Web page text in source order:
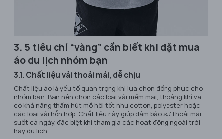
3. 5 tiêu chí “vàng” cần biết khi đặt mua
áo du lịch nhóm bạn
3.1. Chất liệu vải thoải mái, dễ chịu
Chất liệu áo là yếu tố quan trọng khi lựa chọn đồng phục cho
nhóm bạn. Bạn nên chọn các loại vải mềm mại, thoáng khí và
có khả năng thấm hút mồ hôi tốt như cotton, polyester hoặc
các loại vải hỗn hợp. Chất liệu này giúp đảm bảo sự thoải mái
suốt cả ngày, đặc biệt khi tham gia các hoạt động ngoài trời
hay du lịch.